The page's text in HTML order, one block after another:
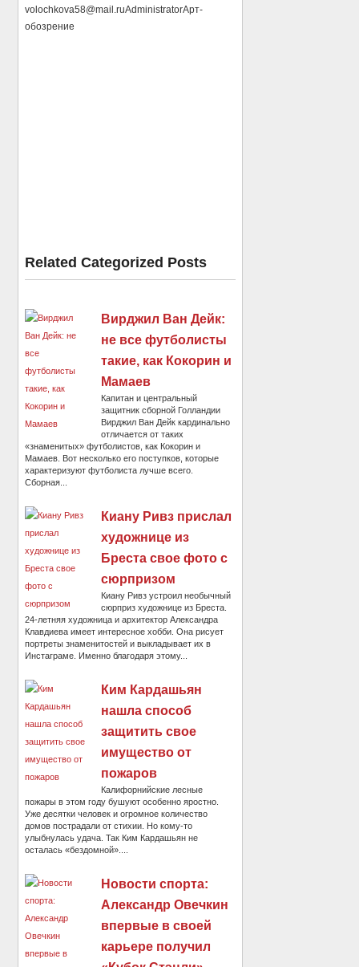
volochkova58@mail.ruAdministratorАрт-
обозрение
Related Categorized Posts
Вирджил Ван Дейк:
не все футболисты
такие, как Кокорин и
Мамаев
Капитан и центральный
защитник сборной Голландии
Вирджил Ван Дейк кардинально
отличается от таких
«знаменитых» футболистов, как Кокорин и
Мамаев. Вот несколько его поступков, которые
характеризуют футболиста лучше всего.
Сборная...
Киану Ривз прислал
художнице из
Бреста свое фото с
сюрпризом
Киану Ривз устроил необычный
сюрприз художнице из Бреста.
24-летняя художница и архитектор Александра
Клавдиева имеет интересное хобби. Она рисует
портреты знаменитостей и выкладывает их в
Инстаграме. Именно благодаря этому...
Ким Кардашьян
нашла способ
защитить свое
имущество от
пожаров
Калифорнийские лесные
пожары в этом году бушуют особенно яростно.
Уже десятки человек и огромное количество
домов пострадали от стихии. Но кому-то
улыбнулась удача. Так Ким Кардашьян не
осталась «бездомной»....
Новости спорта:
Александр Овечкин
впервые в своей
карьере получил